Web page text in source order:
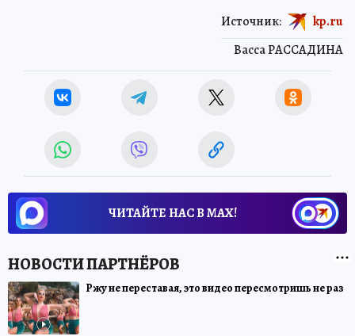
Васса РАССАДИНА
Источник: kp.ru
ЧИТАЙТЕ НАС В МАХ!
Ржу не переставая, это видео пересмотришь не раз